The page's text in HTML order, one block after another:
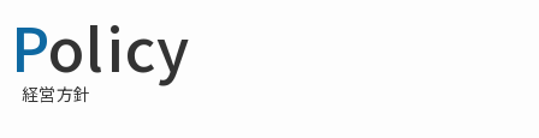
Policy
経営方針